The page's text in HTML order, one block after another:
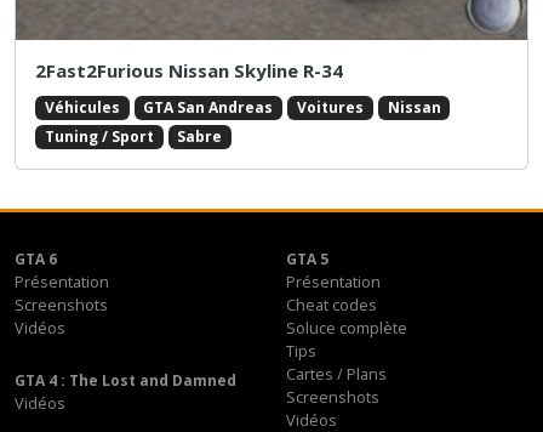
2Fast2Furious Nissan Skyline R-34
Véhicules GTA San Andreas Voitures
Nissan
Tuning / Sport
Sabre
GTA 6
Présentation
Screenshots
Vidéos
GTA 5
Présentation
Cheat codes
Soluce complète
Tips
Cartes / Plans
Screenshots
Vidéos
GTA 4 : The Lost and Damned
Vidéos